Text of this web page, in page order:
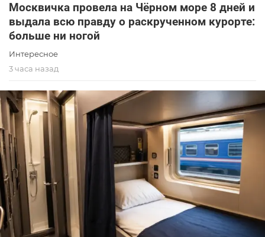
Москвичка провела на Чёрном море 8 дней и
выдала всю правду о раскрученном курорте:
больше ни ногой
Интересное
3 часа назад